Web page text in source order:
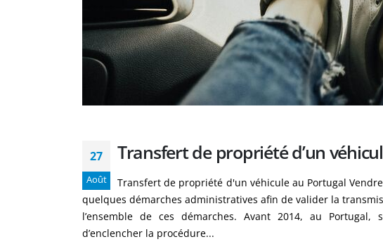
27
Août
Transfert de propriété d’un
Transfert de propriété d'un véhicule au Portugal
quelques démarches administratives afin de valider la
l’ensemble de ces démarches. Avant 2014, au Portugal,
d’enclencher la procédure...